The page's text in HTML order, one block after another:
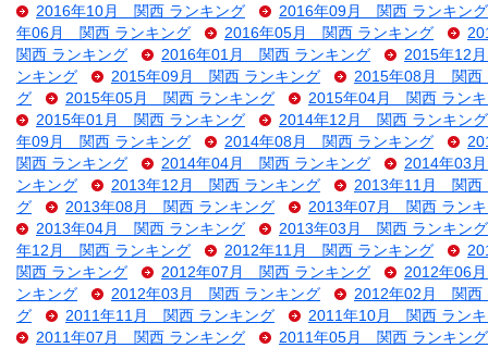
2016年10月 関西 ランキング
2016年09月 関西 ランキング
年06月 関西 ランキング
2016年05月 関西 ランキング
関西 ランキング
2016年01月 関西 ランキング
2015年12
ンキング
2015年09月 関西 ランキング
2015年08月 関西
グ
2015年05月 関西 ランキング
2015年04月 関西 ランキ
2015年01月 関西 ランキング
2014年12月 関西 ランキング
年09月 関西 ランキング
2014年08月 関西 ランキング
関西 ランキング
2014年04月 関西 ランキング
2014年03
ンキング
2013年12月 関西 ランキング
2013年11月 関西
グ
2013年08月 関西 ランキング
2013年07月 関西 ランキ
2013年04月 関西 ランキング
2013年03月 関西 ランキング
年12月 関西 ランキング
2012年11月 関西 ランキング
関西 ランキング
2012年07月 関西 ランキング
2012年06
ンキング
2012年03月 関西 ランキング
2012年02月 関西
グ
2011年11月 関西 ランキング
2011年10月 関西 ランキ
2011年07月 関西 ランキング
2011年05月 関西 ランキング